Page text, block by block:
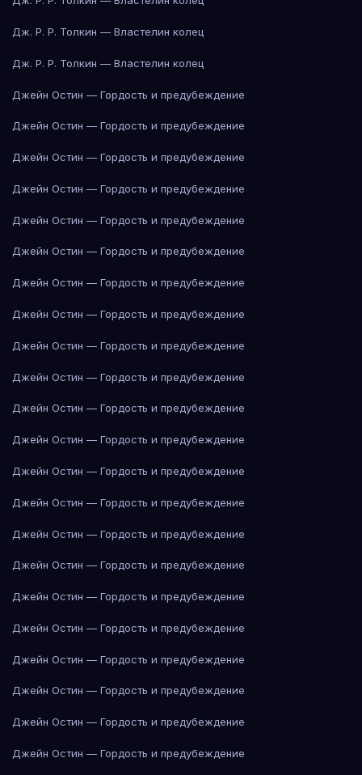
Дж. Р. Р. Толкин — Властелин колец
Дж. Р. Р. Толкин — Властелин колец
Джейн Остин — Гордость и предубеждение
Джейн Остин — Гордость и предубеждение
Джейн Остин — Гордость и предубеждение
Джейн Остин — Гордость и предубеждение
Джейн Остин — Гордость и предубеждение
Джейн Остин — Гордость и предубеждение
Джейн Остин — Гордость и предубеждение
Джейн Остин — Гордость и предубеждение
Джейн Остин — Гордость и предубеждение
Джейн Остин — Гордость и предубеждение
Джейн Остин — Гордость и предубеждение
Джейн Остин — Гордость и предубеждение
Джейн Остин — Гордость и предубеждение
Джейн Остин — Гордость и предубеждение
Джейн Остин — Гордость и предубеждение
Джейн Остин — Гордость и предубеждение
Джейн Остин — Гордость и предубеждение
Джейн Остин — Гордость и предубеждение
Джейн Остин — Гордость и предубеждение
Джейн Остин — Гордость и предубеждение
Джейн Остин — Гордость и предубеждение
Джейн Остин — Гордость и предубеждение